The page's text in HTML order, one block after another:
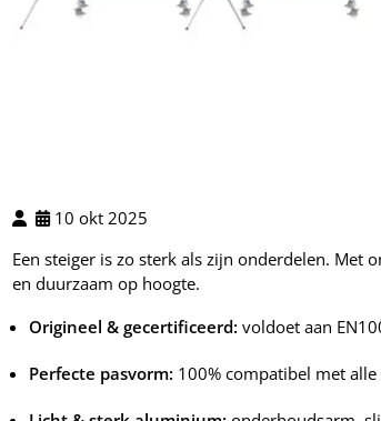
10 okt 2025
Een steiger is zo sterk als zijn onderdelen. Met
en duurzaam op hoogte.
Origineel & gecertificeerd: voldoet aan
Perfecte pasvorm: 100% compatibel met